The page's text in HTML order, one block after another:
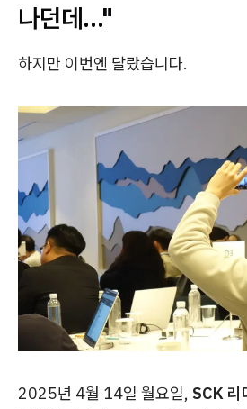
나던데…"
하지만 이번엔 달랐습니다.
2025년 4월 14일 월요일, SCK 리